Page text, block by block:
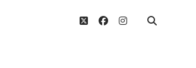
twitterfacebook
instagram